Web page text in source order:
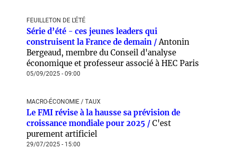
FEUILLETON DE L'ÉTÉ
Série d’été - ces jeunes leaders qui
construisent la France de demain /Antonin
Bergeaud, membre du Conseil d'analyse
économique et professeur associé à HEC Paris
05/09/2025 - 09:00
MACRO-ÉCONOMIE / TAUX
Le FMI révise à la hausse sa prévision de
croissance mondiale pour 2025 / C'est
purement artificiel
29/07/2025 - 15:00